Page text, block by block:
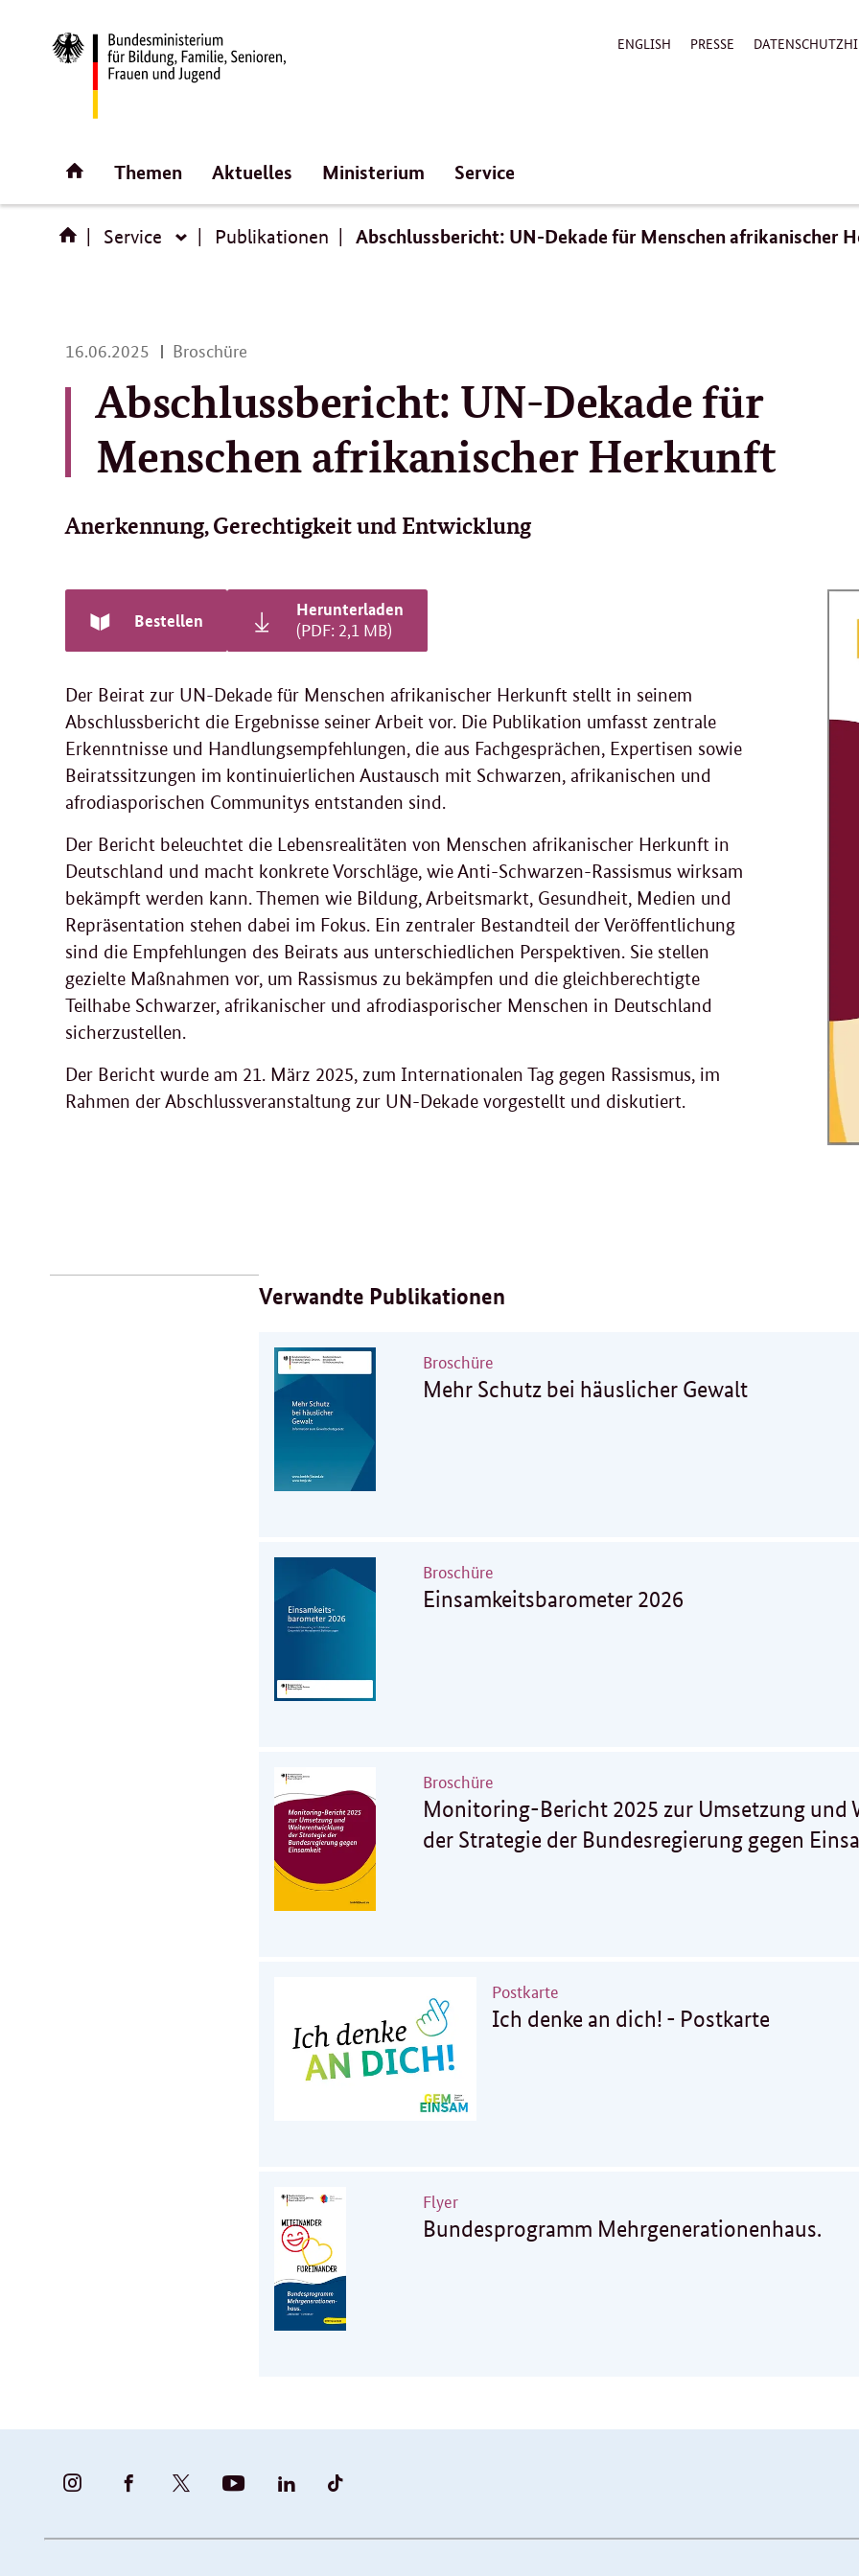
Direktlink:
ENGLISH PRESSE
Startseite
Themen Aktuelles Ministerium Service
Service ServicePublikationen Abschlussbericht: UN-Dekade für Menschen afrikanischer
Abschlussbericht: UN-Dekade für
Menschen afrikanischer Herkunft
16.06.2025 16.
2025
Broschüre
Anerkennung, Gerechtigkeit und Entwicklung
Bestellen
Herunterladen
(PDF: 2,1 MB)
Der Beirat zur UN-Dekade für Menschen afrikanischer Herkunft stellt in seinem
Abschlussbericht die Ergebnisse seiner Arbeit vor. Die Publikation umfasst zentrale
Erkenntnisse und Handlungsempfehlungen, die aus Fachgesprächen, Expertisen sowie
Beiratssitzungen im kontinuierlichen Austausch mit Schwarzen, afrikanischen und
afrodiasporischen Communitys entstanden sind.
Der Bericht beleuchtet die Lebensrealitäten von Menschen afrikanischer Herkunft in
Deutschland und macht konkrete Vorschläge, wie Anti-Schwarzen-Rassismus wirksam
bekämpft werden kann. Themen wie Bildung, Arbeitsmarkt, Gesundheit, Medien und
Repräsentation stehen dabei im Fokus. Ein zentraler Bestandteil der Veröffentlichung
sind die Empfehlungen des Beirats aus unterschiedlichen Perspektiven. Sie stellen
gezielte Maßnahmen vor, um Rassismus zu bekämpfen und die gleichberechtigte
Teilhabe Schwarzer, afrikanischer und afrodiasporischer Menschen in Deutschland
sicherzustellen.
Der Bericht wurde am 21. März 2025, zum Internationalen Tag gegen Rassismus, im
Rahmen der Abschlussveranstaltung zur UN-Dekade vorgestellt und diskutiert.
Verwandte Publikationen
Broschüre
Mehr Schutz bei häuslicher Gewalt
Broschüre
Einsamkeitsbarometer 2026
Broschüre
Monitoring-Bericht 2025 zur Umsetzung und
der Strategie der Bundesregierung gegen
Postkarte
Ich denke an dich! - Postkarte
Flyer
Bundesprogramm Mehrgenerationenhaus.
BUNDESFAMILIENMINISTERIUM
INSTAGRAM
BUNDESFAMILIENMINISTERIUM
FACEBOOK
FAMILIENMINISTERIUM
|
BMBFSFJ
YOUTUBE
BMFSFJ
LINKEDINTIKTOK